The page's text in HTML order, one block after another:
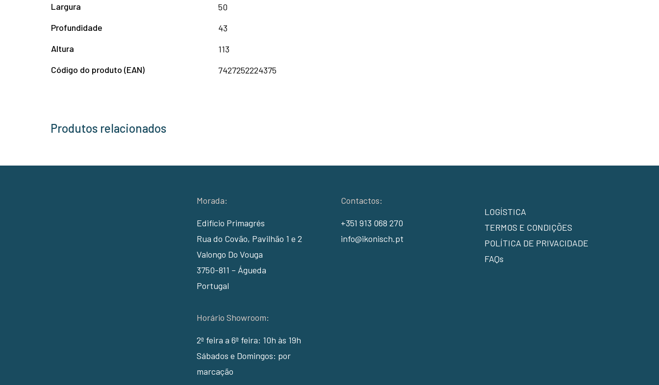
Largura
50
Profundidade
43
Altura
113
Código do produto (EAN)
7427252224375
Produtos relacionados
Morada:
Edifício Primagrés
Rua do Covão, Pavilhão 1 e 2
Valongo Do Vouga
3750-811 – Águeda
Portugal
Horário Showroom:
2ª feira a 6ª feira: 10h às 19h
Sábados e Domingos: por
marcação
Contactos:
+351 913 068 270
info@ikonisch.pt
LOGÍSTICA
TERMOS E CONDIÇÕES
POLÍTICA DE PRIVACIDADE
FAQs